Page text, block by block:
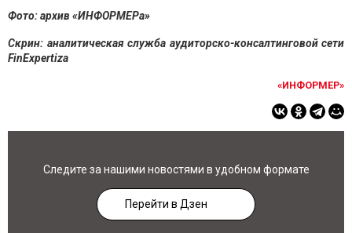
Фото: архив «ИНФОРМЕРа»
Скрин: аналитическая служба аудиторско-консалтинговой сети
FinExpertiza
«ИНФОРМЕР»
Следите за нашими новостями в удобном формате
Перейти в Дзен